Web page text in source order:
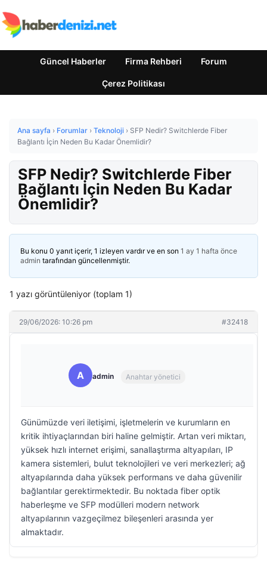
Güncel Haberler Firma Rehberi Forum
Çerez Politikası
Ana sayfa › Forumlar › Teknoloji › SFP Nedir? Switchlerde Fiber
Bağlantı İçin Neden Bu Kadar Önemlidir?
SFP Nedir? Switchlerde Fiber
Bağlantı İçin Neden Bu Kadar
Önemlidir?
Bu konu 0 yanıt içerir, 1 izleyen vardır ve en son 1 ay 1 hafta önce
admin tarafından güncellenmiştir.
1 yazı görüntüleniyor (toplam 1)
29/06/2026: 10:26 pm #32418
A admin Anahtar yönetici
Günümüzde veri iletişimi, işletmelerin ve kurumların en
kritik ihtiyaçlarından biri haline gelmiştir. Artan veri miktarı,
yüksek hızlı internet erişimi, sanallaştırma altyapıları, IP
kamera sistemleri, bulut teknolojileri ve veri merkezleri; ağ
altyapılarında daha yüksek performans ve daha güvenilir
bağlantılar gerektirmektedir. Bu noktada fiber optik
haberleşme ve SFP modülleri modern network
altyapılarının vazgeçilmez bileşenleri arasında yer
almaktadır.